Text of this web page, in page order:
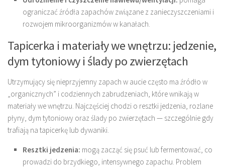
ograniczać źródła zapachów związane z zanieczyszczeniami i
rozwojem mikroorganizmów w kanałach.
Tapicerka i materiały we wnętrzu: jedzenie,
dym tytoniowy i ślady po zwierzętach
Utrzymujący się nieprzyjemny zapach w aucie często ma źródło w
„organicznych” i codziennych zabrudzeniach, które wnikają w
materiały we wnętrzu. Najczęściej chodzi o resztki jedzenia, rozlane
płyny, dym tytoniowy oraz ślady po zwierzętach — szczególnie gdy
trafiają na tapicerkę lub dywaniki.
Resztki jedzenia: mogą zacząć się psuć lub fermentować, co
prowadzi do brzydkiego, intensywnego zapachu. Problem